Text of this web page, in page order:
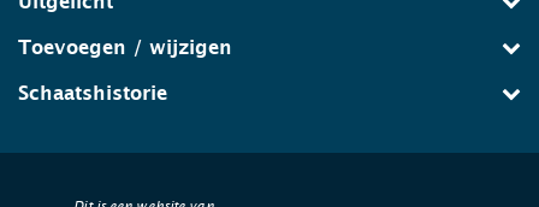
Toevoegen / wijzigen
Schaatshistorie